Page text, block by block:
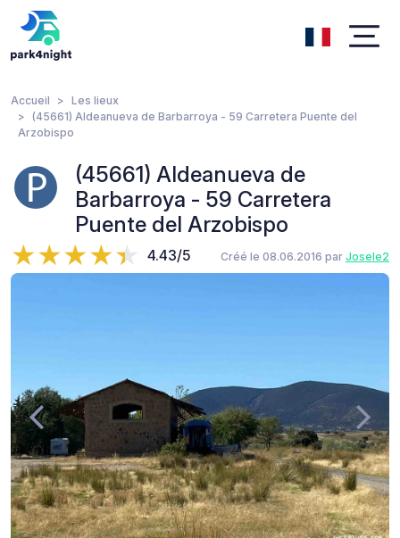
Accueil
Les lieux
(45661) Aldeanueva de Barbarroya - 59 Carretera Puente del
Arzobispo
(45661) Aldeanueva de
Barbarroya - 59 Carretera
Puente del Arzobispo
4.43/5 Créé le 08.06.2016 par Josele2